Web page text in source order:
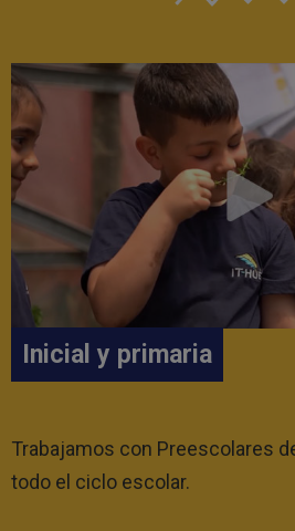
Inicial y primaria
Trabajamos con Preescolares
todo el ciclo escolar.